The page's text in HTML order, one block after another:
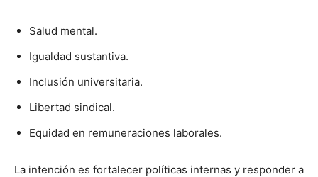
Salud mental.
Igualdad sustantiva.
Inclusión universitaria.
Libertad sindical.
Equidad en remuneraciones laborales.
La intención es fortalecer políticas internas y responder a